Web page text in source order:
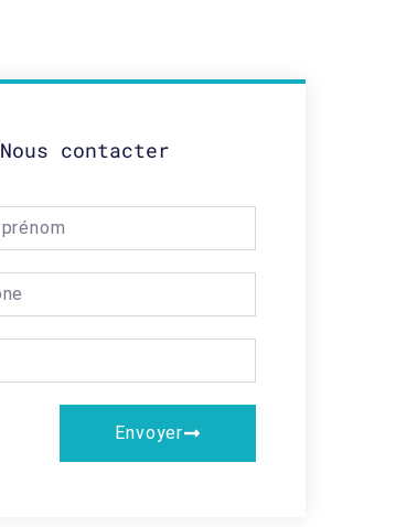
Nous contacter
Envoyer